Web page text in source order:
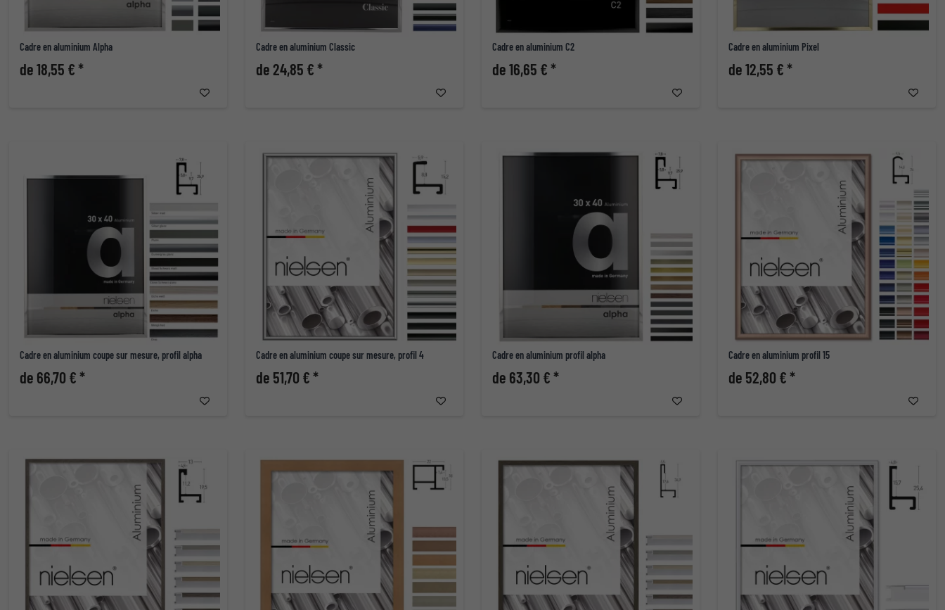
Cadre en aluminium Alpha
de 18,55 € *
Cadre en aluminium Classic
de 24,85 € *
Cadre en aluminium C2
de 16,65 € *
Cadre en aluminium Pixel
de 12,55 € *
Cadre en aluminium coupe sur mesure, profil alpha
de 66,70 € *
Cadre en aluminium coupe sur mesure, profil 4
de 51,70 € *
Cadre en aluminium profil alpha
de 63,30 € *
Cadre en aluminium profil 15
de 52,80 € *